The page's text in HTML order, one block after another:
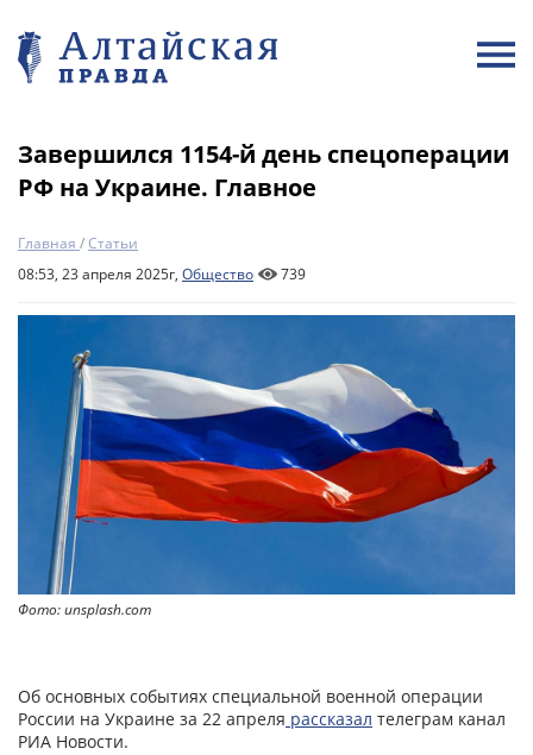
Завершился 1154-й день спецоперации
РФ на Украине. Главное
Главная /Статьи
08:53, 23 апреля 2025г, Общество 739
Фото: unsplash.com
Об основных событиях специальной военной операции
России на Украине за 22 апреля рассказал телеграм канал
РИА Новости.